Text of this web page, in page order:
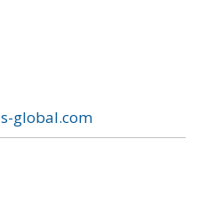
global.com